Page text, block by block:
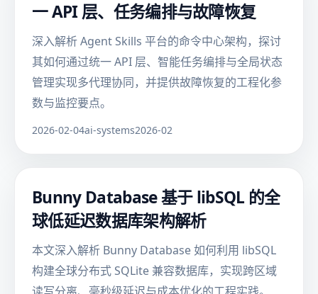
一 API 层、任务编排与故障恢复
深入解析 Agent Skills 平台的命令中心架构，探讨
其如何通过统一 API 层、智能任务编排与全局状态
管理实现多代理协同，并提供故障恢复的工程化参
数与监控要点。
2026-02-04ai-systems2026-02
Bunny Database 基于 libSQL 的全
球低延迟数据库架构解析
本文深入解析 Bunny Database 如何利用 libSQL
构建全球分布式 SQLite 兼容数据库，实现跨区域